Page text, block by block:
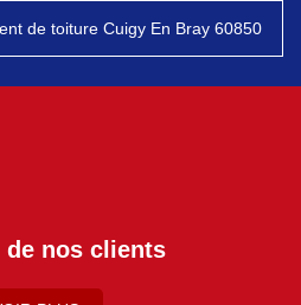
de toiture Cuigy En Bray 60850
de nos clients